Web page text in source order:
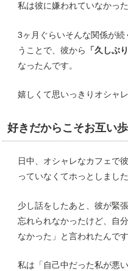
私は彼に嫌われていなかっ
3ヶ月ぐらいそんな関係が
うことで、彼から
「久しぶ
なったんです。
嬉しくて思いっきりオシャ
好きだからこそお互い
日中、オシャレなカフェで
っていなくてホっとしました
少し話をしたあと、彼が緊
忘れられなかったけど、自
なかった」と言われたんです
私は「自己中だった私が悪